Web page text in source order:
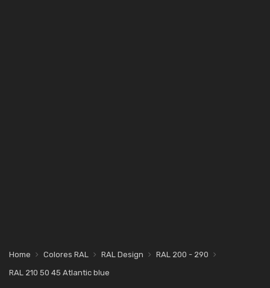
Home Colores RAL RAL Design
RAL 200 - 290
RAL 210 50 45 Atlantic blue